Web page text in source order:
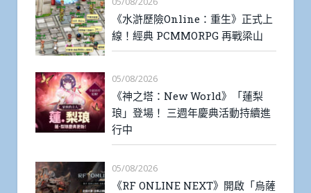
《水滸歷險Online：重生》正式上
線！經典 PCMMORPG 再戰梁山
05/08/2026
《神之塔：New World》「蓮梨
琅」登場！ 三週年慶典活動持續進
行中
05/08/2026
《RF ONLINE NEXT》開啟「烏薩